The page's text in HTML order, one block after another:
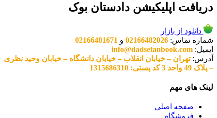
دریافت اپلیکیشن دادستان بوک
دانلود از بازار
شماره تماس: 02166482026 و 02166481671
ایمیل: info@dadsetanbook.com
آدرس:تهران – خیابان انقلاب – خیابان دانشگاه – خیابان وحید نظری
– پلاک 49 واحد 3 کد پستی: 1315686310
لینک های مهم
صفحه اصلی
فروشگاه